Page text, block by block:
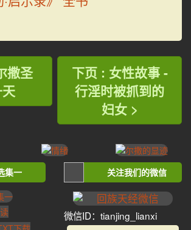
撒圣
下页 : 女性故事 -
行淫时被抓到的
妇女 >
集一 关注我们的微信
微信ID：tianjing_lianxi